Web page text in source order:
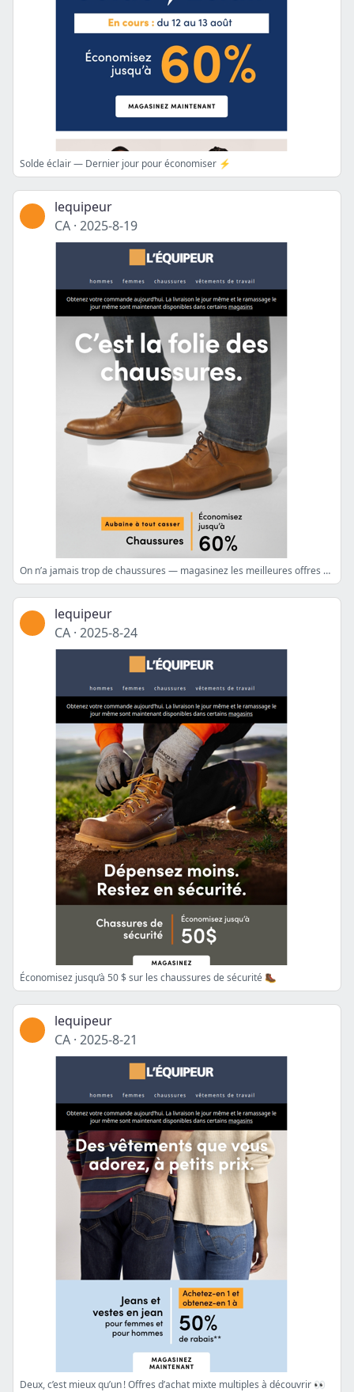
Solde éclair — Dernier jour pour économiser ⚡
lequipeur
CA · 2025-8-19
On n’a jamais trop de chaussures — magasinez les meilleures offres de la semaine
lequipeur
CA · 2025-8-24
Économisez jusqu’à 50 $ sur les chaussures de sécurité 🥾
lequipeur
CA · 2025-8-21
Deux, c’est mieux qu’un ! Offres d’achat mixte multiples à découvrir 👀